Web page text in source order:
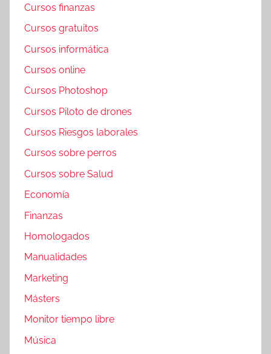
Cursos finanzas
Cursos gratuitos
Cursos informática
Cursos online
Cursos Photoshop
Cursos Piloto de drones
Cursos Riesgos laborales
Cursos sobre perros
Cursos sobre Salud
Economía
Finanzas
Homologados
Manualidades
Marketing
Másters
Monitor tiempo libre
Música